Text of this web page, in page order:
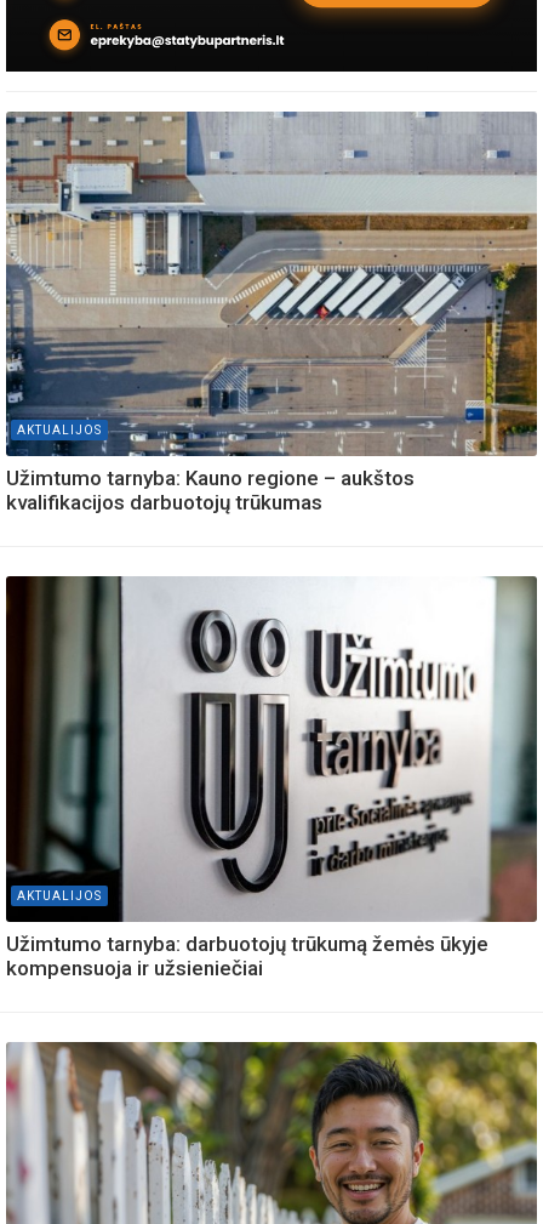
AKTUALIJOS
Užimtumo tarnyba: Kauno regione – aukštos
kvalifikacijos darbuotojų trūkumas
AKTUALIJOS
Užimtumo tarnyba: darbuotojų trūkumą žemės ūkyje
kompensuoja ir užsieniečiai